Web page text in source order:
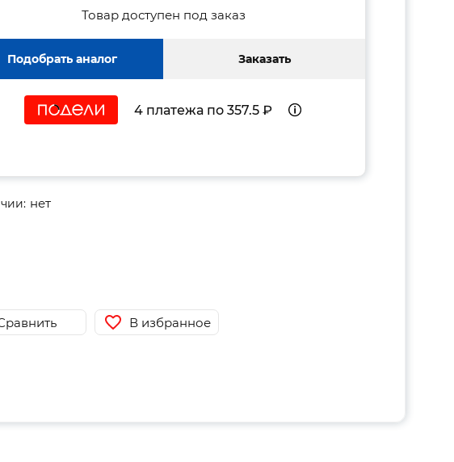
Товар доступен под заказ
Подобрать аналог Заказать
4 платежа по 357.5 ₽
нет
В избранное